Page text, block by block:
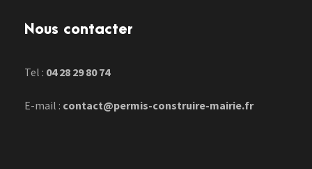
Nous contacter
Tel : 04 28 29 80 74
E-mail : contact@permis-construire-mairie.fr